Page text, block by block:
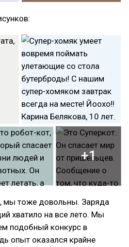
+1
мы тоже довольны. Заряда
хватило на все лето. Мы
подобный конкурс в
опыт оказался крайне